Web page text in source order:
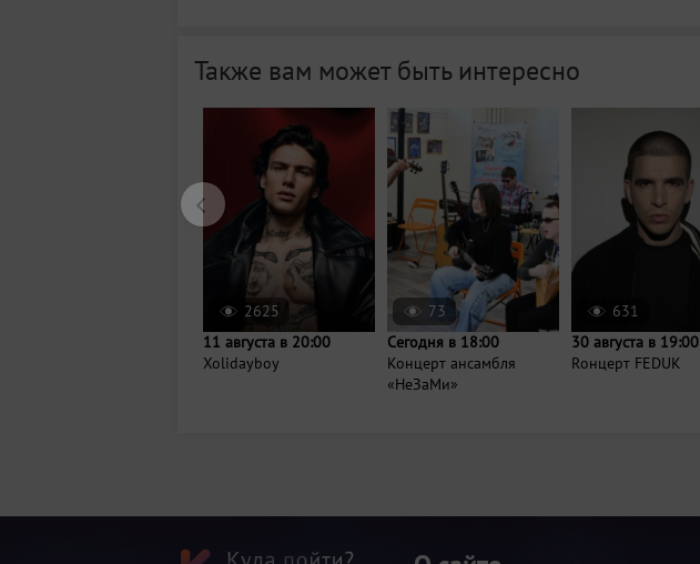
Также вам может быть интересно
2625
11 августа в 20:00
Xolidayboy
73
Сегодня в 18:00
Концерт ансамбля
«НеЗаМи»
631
30 августа в 19:00
Rонцерт FEDUK